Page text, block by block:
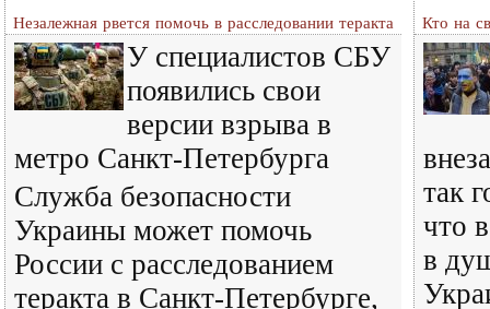
Незалежная рвется помочь в расследовании теракта
У специалистов СБУ
появились свои
версии взрыва в
метро Санкт-Петербурга
Служба безопасности
Украины может помочь
России с расследованием
теракта в Санкт-Петербурге,
Кто на
так
что
в